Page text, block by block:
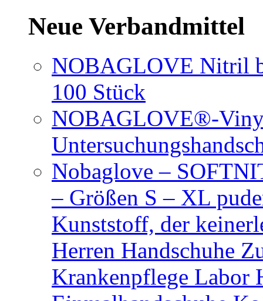
Neue Verbandmittel
NOBAGLOVE Nitril
100 Stück
NOBAGLOVE®-
Nobaglove –
– Größen S – XL
Kunststoff, der
Herren Handschuhe
Krankenpflege Labor